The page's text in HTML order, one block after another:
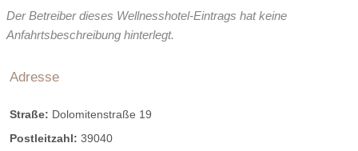
Der Betreiber dieses Wellnesshotel-Eintrags hat keine
Anfahrtsbeschreibung hinterlegt.
Adresse
Straße: Dolomitenstraße 19
Postleitzahl: 39040